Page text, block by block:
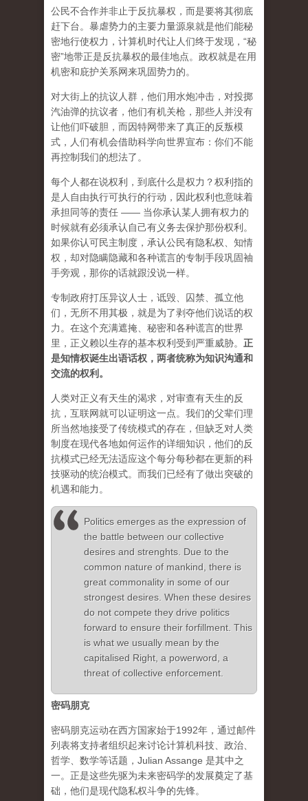
公民不合作并非止于反抗暴权，而是要将其彻底
赶下台。暴虐势力的主要力量源泉就是他们能秘
密地行使权力，计算机时代让人们终于发现，“秘
密”地带正是反抗暴权的最佳地点。政权就是在用
机密和庇护关系网来巩固势力的。
对大街上的抗议人群，他们用水炮冲击，对投掷
汽油弹的抗议者，他们有机关枪，那些人并没有
让他们吓破胆，而因特网带来了真正的反叛模
式，人们有机会借助科学向世界宣布：你们不能
再控制我们的想法了。
每个人都在说权利，到底什么是权力？权利指的
是人自由执行可执行的行动，因此权利也意味着
承担同等的责任 —— 当你承认某人拥有权力的
时候就有必须承认自己有义务去保护那份权利。
如果你认可民主制度，承认公民有隐私权、知情
权，却对隐瞒隐藏和各种谎言的专制手段巩固袖
手旁观，那你的话就跟没说一样。
专制政府打压异议人士，诋毁、囚禁、孤立他
们，无所不用其极，就是为了剥夺他们说话的权
力。在这个充满遮掩、秘密和各种谎言的世界
里，正义赖以生存的基本权利受到严重威胁。 正
是知情权诞生出语话权，两者统称为知识沟通和
交流的权利。
人类对正义有天生的渴求，对审查有天生的反
抗，互联网就可以证明这一点。我们的父辈们理
所当然地接受了传统模式的存在，但缺乏对人类
制度在现代各地如何运作的详细知识，他们的反
抗模式已经无法适应这个每分每秒都在更新的科
技驱动的统治模式。而我们已经有了做出突破的
机遇和能力。
Politics emerges as the expression of
the battle between our collective
desires and strenghts. Due to the
common nature of mankind, there is
great commonality in some of our
strongest desires. When these desires
do not compete they drive politics
forward to ensure their forfillment. This
is what we usually mean by the
capitalised Right, a powerword, a
threat of collective enforcement.
密码朋克
密码朋克运动在西方国家始于1992年，通过邮件
列表将支持者组织起来讨论计算机科技、政治、
哲学、数学等话题，Julian Assange 是其中之
一。正是这些先驱为未来密码学的发展奠定了基
础，他们是现代隐私权斗争的先锋。